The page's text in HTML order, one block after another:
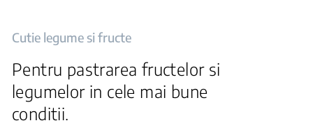
Cutie legume si fructe
Pentru pastrarea fructelor si
legumelor in cele mai bune
conditii.